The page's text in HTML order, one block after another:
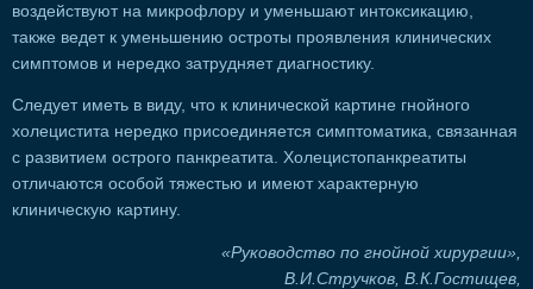
воздействуют на микрофлору и уменьшают интоксикацию,
также ведет к уменьшению остроты проявления клинических
симптомов и нередко затрудняет диагностику.
Следует иметь в виду, что к клинической картине гнойного
холецистита нередко присоединяется симптоматика, связанная
с развитием острого панкреатита. Холецистопанкреатиты
отличаются особой тяжестью и имеют характерную
клиническую картину.
«Руководство по гнойной хирургии»,
В.И.Стручков, В.К.Гостищев,